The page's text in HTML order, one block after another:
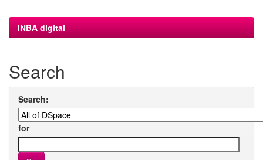
INBA digital
Search
Search:
for